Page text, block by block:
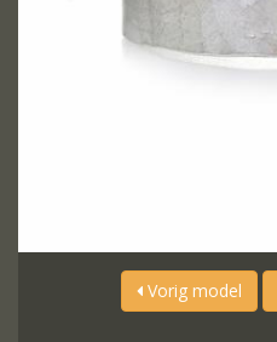
Vorig model